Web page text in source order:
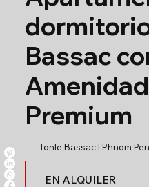
Bassac
Premium
Tonle Bassac l Phnom
EN ALQUILER